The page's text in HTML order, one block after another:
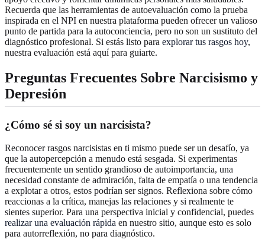
Recuerda que las herramientas de autoevaluación como la prueba
inspirada en el NPI en nuestra plataforma pueden ofrecer un valioso
punto de partida para la autoconciencia, pero no son un sustituto del
diagnóstico profesional. Si estás listo para explorar tus rasgos hoy,
nuestra evaluación está aquí para guiarte.
Preguntas Frecuentes Sobre Narcisismo y
Depresión
¿Cómo sé si soy un narcisista?
Reconocer rasgos narcisistas en ti mismo puede ser un desafío, ya
que la autopercepción a menudo está sesgada. Si experimentas
frecuentemente un sentido grandioso de autoimportancia, una
necesidad constante de admiración, falta de empatía o una tendencia
a explotar a otros, estos podrían ser signos. Reflexiona sobre cómo
reaccionas a la crítica, manejas las relaciones y si realmente te
sientes superior. Para una perspectiva inicial y confidencial, puedes
realizar una evaluación rápida en nuestro sitio, aunque esto es solo
para autorreflexión, no para diagnóstico.